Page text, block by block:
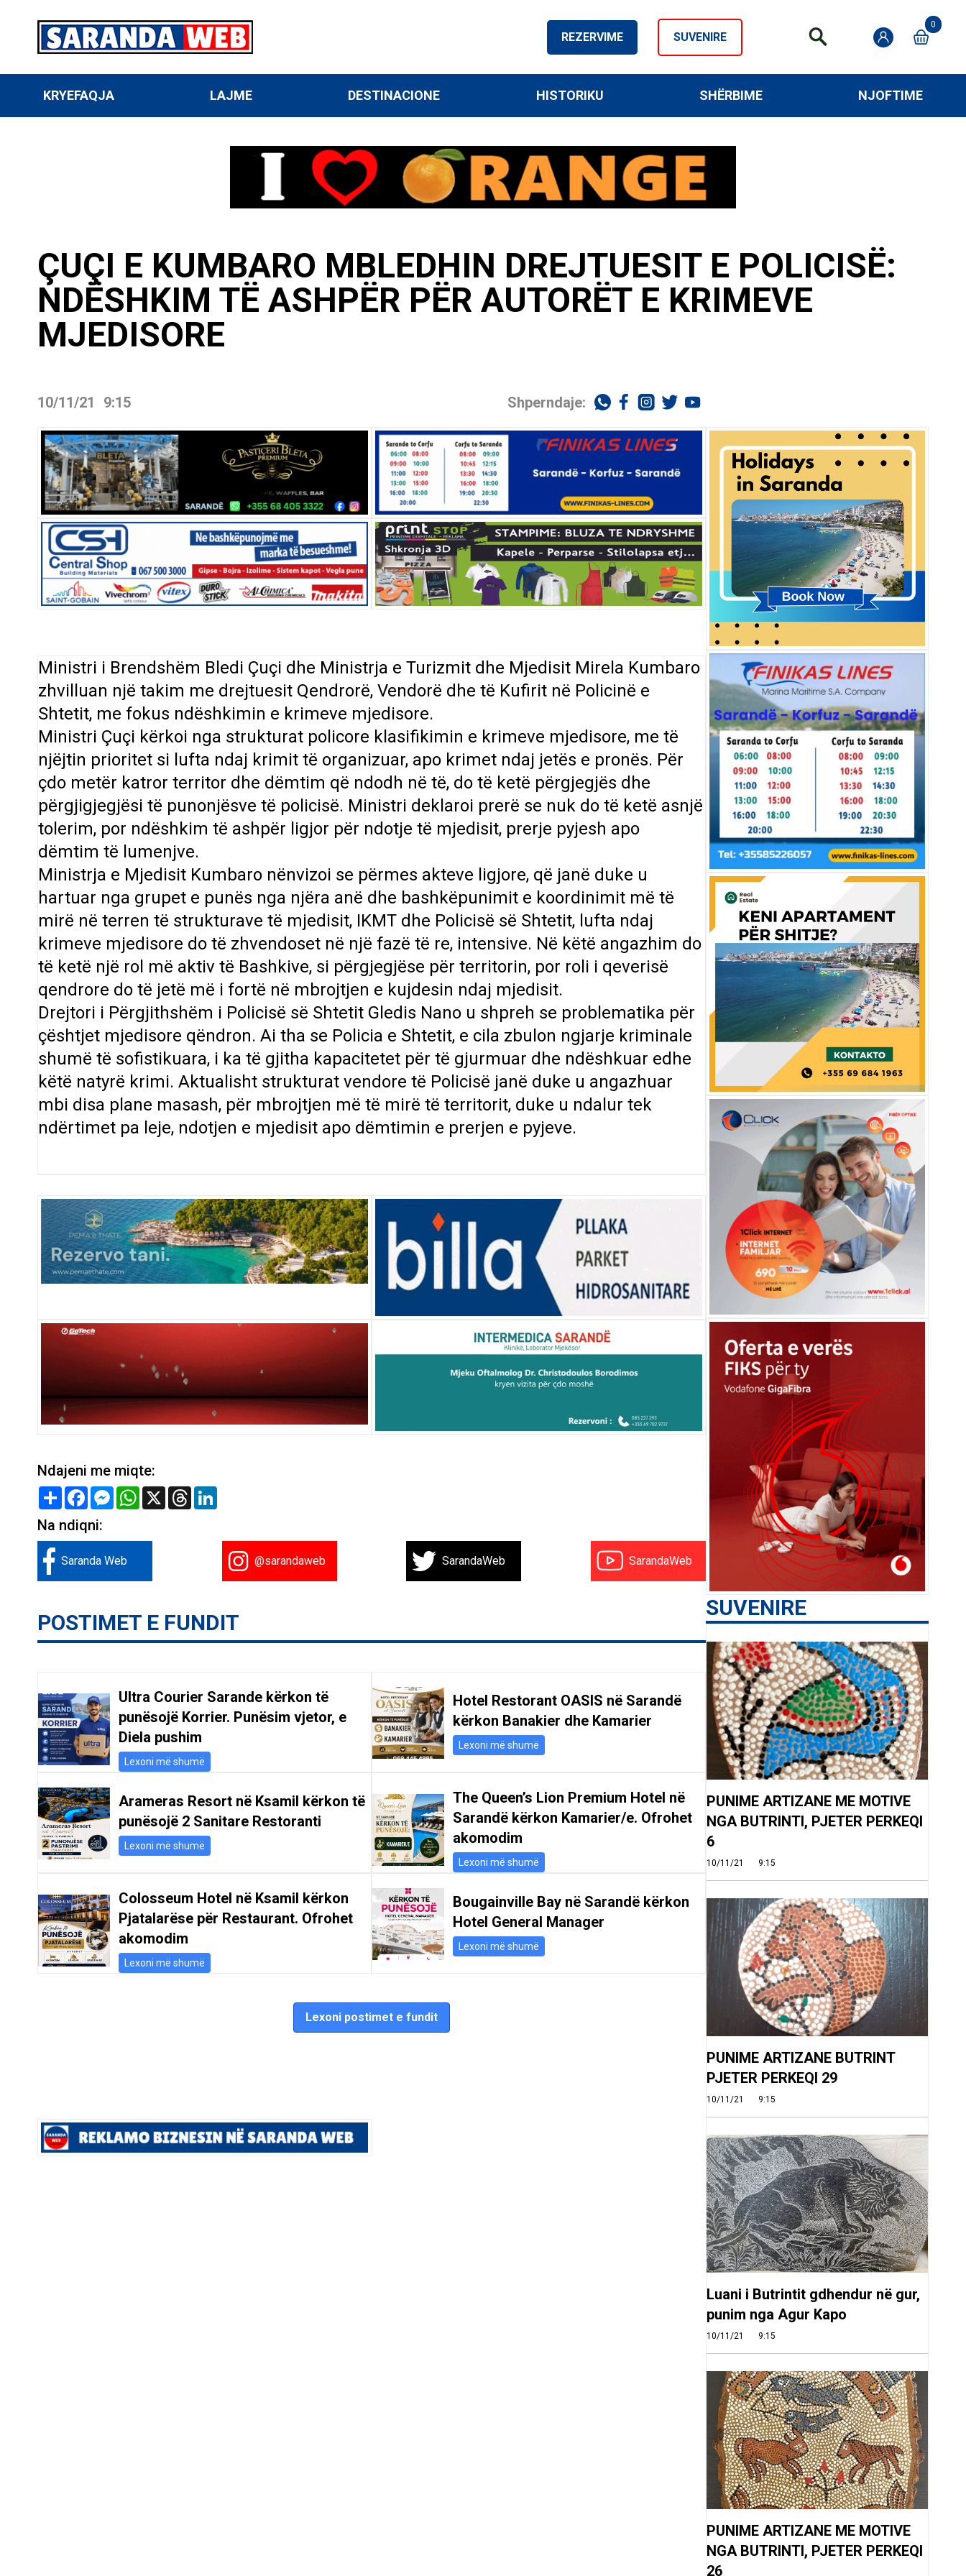
REZERVIME SUVENIRE
0
KRYEFAQJA LAJME DESTINACIONE HISTORIKU SHËRBIME NJOFTIME
ÇUÇI E KUMBARO MBLEDHIN DREJTUESIT E POLICISË:
NDËSHKIM TË ASHPËR PËR AUTORËT E KRIMEVE
MJEDISORE
10/11/21 9:15 Shperndaje:
Ministri i Brendshëm Bledi Çuçi dhe Ministrja e Turizmit dhe Mjedisit Mirela Kumbaro
zhvilluan një takim me drejtuesit Qendrorë, Vendorë dhe të Kufirit në Policinë e
Shtetit, me fokus ndëshkimin e krimeve mjedisore.
Ministri Çuçi kërkoi nga strukturat policore klasifikimin e krimeve mjedisore, me të
njëjtin prioritet si lufta ndaj krimit të organizuar, apo krimet ndaj jetës e pronës. Për
çdo metër katror territor dhe dëmtim që ndodh në të, do të ketë përgjegjës dhe
përgjigjegjësi të punonjësve të policisë. Ministri deklaroi prerë se nuk do të ketë asnjë
tolerim, por ndëshkim të ashpër ligjor për ndotje të mjedisit, prerje pyjesh apo
dëmtim të lumenjve.
Ministrja e Mjedisit Kumbaro nënvizoi se përmes akteve ligjore, që janë duke u
hartuar nga grupet e punës nga njëra anë dhe bashkëpunimit e koordinimit më të
mirë në terren të strukturave të mjedisit, IKMT dhe Policisë së Shtetit, lufta ndaj
krimeve mjedisore do të zhvendoset në një fazë të re, intensive. Në këtë angazhim do
të ketë një rol më aktiv të Bashkive, si përgjegjëse për territorin, por roli i qeverisë
qendrore do të jetë më i fortë në mbrojtjen e kujdesin ndaj mjedisit.
Drejtori i Përgjithshëm i Policisë së Shtetit Gledis Nano u shpreh se problematika për
çështjet mjedisore qëndron. Ai tha se Policia e Shtetit, e cila zbulon ngjarje kriminale
shumë të sofistikuara, i ka të gjitha kapacitetet për të gjurmuar dhe ndëshkuar edhe
këtë natyrë krimi. Aktualisht strukturat vendore të Policisë janë duke u angazhuar
mbi disa plane masash, për mbrojtjen më të mirë të territorit, duke u ndalur tek
ndërtimet pa leje, ndotjen e mjedisit apo dëmtimin e prerjen e pyjeve.
Ndajeni me miqte:
Share FacebookMessenger
WhatsApp
X Threads
Na ndiqni:
Saranda Web @sarandaweb SarandaWeb SarandaWeb
POSTIMET E FUNDIT
Ultra Courier Sarande kërkon të
punësojë Korrier. Punësim vjetor, e
Diela pushim
Lexoni më shumë
Hotel Restorant OASIS në Sarandë
kërkon Banakier dhe Kamarier
Lexoni më shumë
Arameras Resort në Ksamil kërkon të
punësojë 2 Sanitare Restoranti
Lexoni më shumë
The Queen’s Lion Premium Hotel në
Sarandë kërkon Kamarier/e. Ofrohet
akomodim
Lexoni më shumë
Colosseum Hotel në Ksamil kërkon
Pjatalarëse për Restaurant. Ofrohet
akomodim
Lexoni më shumë
Bougainville Bay në Sarandë kërkon
Hotel General Manager
Lexoni më shumë
Lexoni postimet e fundit
SUVENIRE
PUNIME ARTIZANE ME MOTIVE
NGA BUTRINTI, PJETER PERKEQI
6
10/11/21 9:15
PUNIME ARTIZANE BUTRINT
PJETER PERKEQI 29
10/11/21 9:15
Luani i Butrintit gdhendur në gur,
punim nga Agur Kapo
10/11/21 9:15
PUNIME ARTIZANE ME MOTIVE
NGA BUTRINTI, PJETER PERKEQI
26